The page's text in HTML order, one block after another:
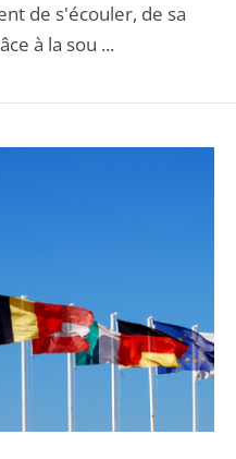
de s'écouler, de sa
à la sou ...